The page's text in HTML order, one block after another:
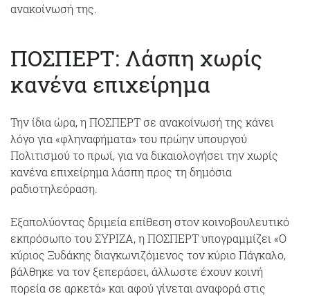
ανακοίνωσή της.
ΠΟΣΠΕΡΤ: Λάσπη χωρίς
κανένα επιχείρημα
Την ίδια ώρα, η ΠΟΣΠΕΡΤ σε ανακοίνωσή της κάνει
λόγο για «φληναφήματα» του πρώην υπουργού
Πολιτισμού το πρωί, για να δικαιολογήσει την χωρίς
κανένα επιχείρημα λάσπη προς τη δημόσια
ραδιοτηλεόραση.
Εξαπολύοντας δριμεία επίθεση στον κοινοβουλευτικό
εκπρόσωπο του ΣΥΡΙΖΑ, η ΠΟΣΠΕΡΤ υπογραμμίζει «Ο
κύριος Ξυδάκης διαγκωνιζόμενος τον κύριο Πάγκαλο,
βάλθηκε να τον ξεπεράσει, άλλωστε έχουν κοινή
πορεία σε αρκετά» και αφού γίνεται αναφορά στις